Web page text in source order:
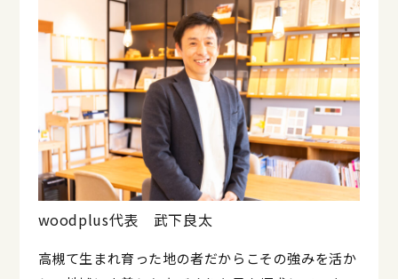
woodplus代表 武下良太
高槻て生まれ育った地の者だからこその強みを活か